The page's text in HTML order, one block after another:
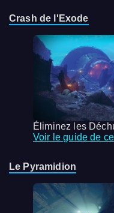
Crash de l'Exode
Éliminez les
Voir le guide de
Le Pyramidion